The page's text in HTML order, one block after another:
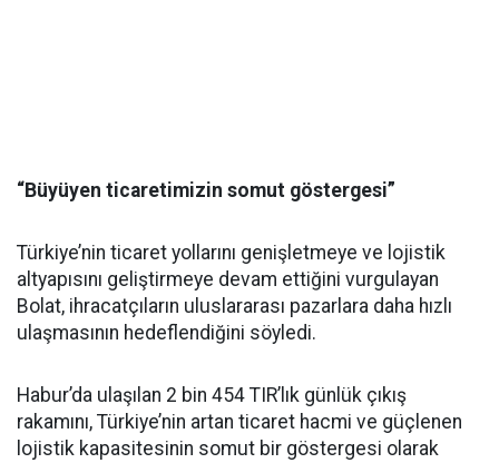
“Büyüyen ticaretimizin somut göstergesi”
Türkiye’nin ticaret yollarını genişletmeye ve lojistik
altyapısını geliştirmeye devam ettiğini vurgulayan
Bolat, ihracatçıların uluslararası pazarlara daha hızlı
ulaşmasının hedeflendiğini söyledi.
Habur’da ulaşılan 2 bin 454 TIR’lık günlük çıkış
rakamını, Türkiye’nin artan ticaret hacmi ve güçlenen
lojistik kapasitesinin somut bir göstergesi olarak